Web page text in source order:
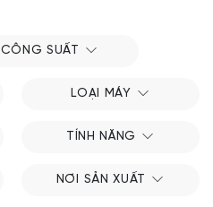
CÔNG SUẤT
LOẠI MÁY
TÍNH NĂNG
NƠI SẢN XUẤT